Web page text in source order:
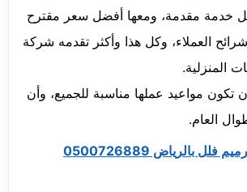
خدمة مقدمة، ومعها أفضل سعر مقترح
العملاء، وكل هذا وأكثر تقدمه شركة
المنزلية.
مواعيد عملها مناسبة للجميع، وأن
العام.
بالرياض 0500726889